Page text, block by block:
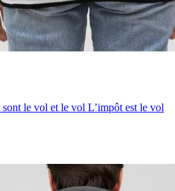
le vol et le vol L’impôt est le vol